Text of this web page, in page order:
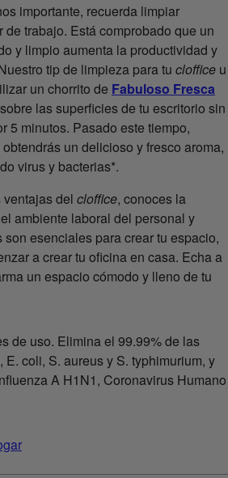
importante, recuerda limpiar
de trabajo. Está comprobado que un
y limpio aumenta la productividad y
tip de limpieza para tu cloffice u
un chorrito de Fabuloso Fresca
las superficies de tu escritorio sin
5 minutos. Pasado este tiempo,
un delicioso y fresco aroma,
virus y bacterias*.
del cloffice, conoces la
ambiente laboral del personal y
esenciales para crear tu espacio,
a crear tu oficina en casa. Echa a
un espacio cómodo y lleno de tu
de uso. Elimina el 99.99% de las
E. coli, S. aureus y S. typhimurium, y
A H1N1, Coronavirus Humano